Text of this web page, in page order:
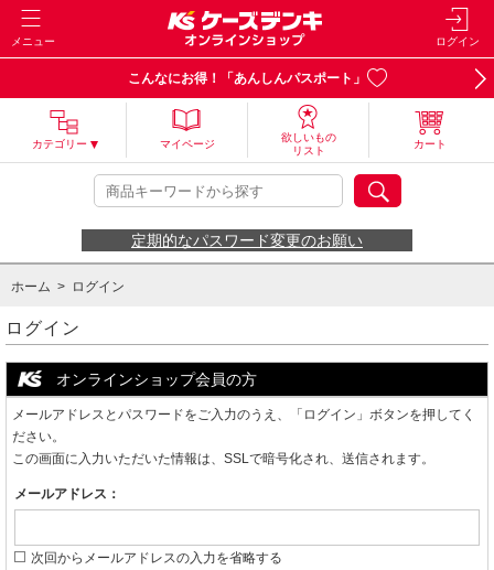
メニュー ログイン
こんなにお得！「あんしんパスポート」
カテゴリー マイページ
欲しいもの
リスト
カート
定期的なパスワード変更のお願い
ホーム > ログイン
ログイン
オンラインショップ会員の方
メールアドレスとパスワードをご入力のうえ、「ログイン」ボタンを押してく
ださい。
この画面に入力いただいた情報は、SSLで暗号化され、送信されます。
メールアドレス：
次回からメールアドレスの入力を省略する